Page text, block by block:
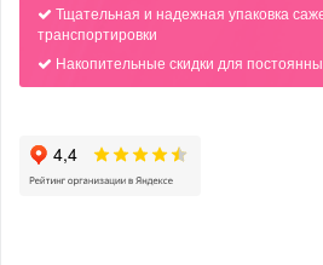
Тщательная и надежная упаковка
транспортировки
Накопительные скидки для